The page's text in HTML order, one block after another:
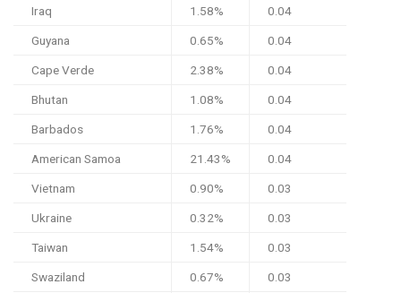
Iraq 1.58% 0.04
Guyana 0.65% 0.04
Cape Verde 2.38% 0.04
Bhutan 1.08% 0.04
Barbados 1.76% 0.04
American Samoa 21.43% 0.04
Vietnam 0.90% 0.03
Ukraine 0.32% 0.03
Taiwan 1.54% 0.03
Swaziland 0.67% 0.03